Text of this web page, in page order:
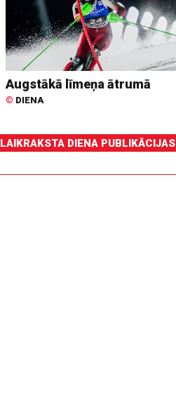
Augstākā līmeņa ātrumā
© DIENA
LAIKRAKSTA DIENA PUBLIKĀCIJAS